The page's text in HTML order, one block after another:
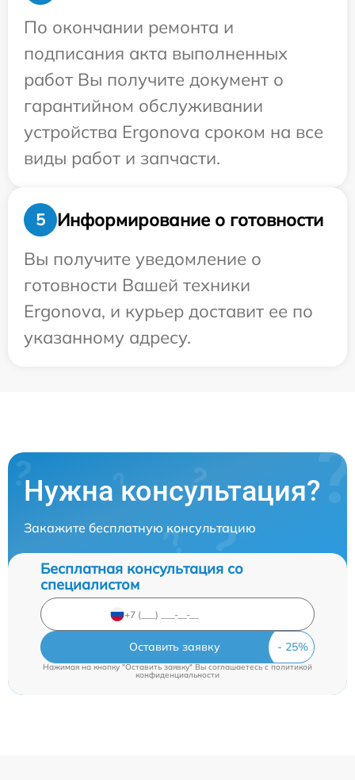
По окончании ремонта и
подписания акта выполненных
работ Вы получите документ о
гарантийном обслуживании
устройства Ergonova сроком на все
виды работ и запчасти.
5
Информирование о готовности
Вы получите уведомление о
готовности Вашей техники
Ergonova, и курьер доставит ее по
указанному адресу.
Нужна консультация?
Закажите бесплатную консультацию
Бесплатная консультация со
специалистом
Оставить заявку
Нажимая на кнопку "Оставить заявку" Вы соглашаетесь cполитикой
конфиденциальности